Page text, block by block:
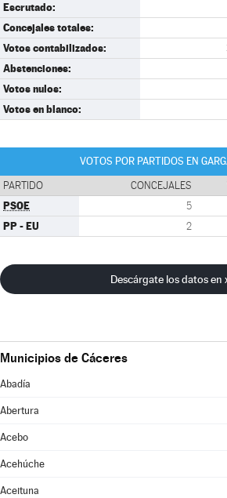
Escrutado:
Concejales totales:
Votos contabilizados:
Abstenciones:
Votos nulos:
Votos en blanco:
VOTOS POR PARTIDOS EN
PARTIDO CONCEJALES
PSOE 5
PP - EU 2
Descárgate los datos en
Municipios de Cáceres
Abadía
Abertura
Acebo
Acehúche
Aceituna